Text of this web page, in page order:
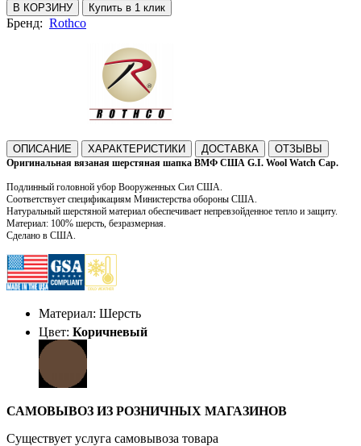
В КОРЗИНУ Купить в 1 клик
Бренд: Rothco
ОПИСАНИЕ ХАРАКТЕРИСТИКИ ДОСТАВКА ОТЗЫВЫ
Оригинальная вязаная шерстяная шапка ВМФ США G.I. Wool Watch Cap.
Подлинный головной убор Вооруженных Сил США.
Соответствует спецификациям Министерства обороны США.
Натуральный шерстяной материал обеспечивает непревзойденное тепло и защиту.
Материал: 100% шерсть, безразмерная.
Сделано в США.
Материал: Шерсть
Цвет: Коричневый
САМОВЫВОЗ ИЗ РОЗНИЧНЫХ МАГАЗИНОВ
Существует услуга самовывоза товара